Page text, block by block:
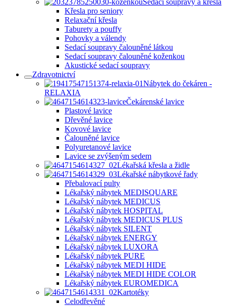
Sedací soupravy a křesla
Křesla pro seniory
Relaxační křesla
Taburety a pouffy
Pohovky a válendy
Sedací soupravy čalouněné látkou
Sedací soupravy čalouněné koženkou
Akustické sedací soupravy
Zdravotnictví
Nábytek do čekáren -
RELAXIA
Čekárenské lavice
Plastové lavice
Dřevěné lavice
Kovové lavice
Čalouněné lavice
Polyuretanové lavice
Lavice se zvýšeným sedem
Lékařská křesla a židle
Lékařské nábytkové řady
Přebalovací pulty
Lékařský nábytek MEDISQUARE
Lékařský nábytek MEDICUS
Lékařský nábytek HOSPITAL
Lékařský nábytek MEDICUS PLUS
Lékařský nábytek SILENT
Lékařský nábytek ENERGY
Lékařský nábytek LUXORA
Lékařský nábytek PURE
Lékařský nábytek MEDI HIDE
Lékařský nábytek MEDI HIDE COLOR
Lékařský nábytek EUROMEDICA
Kartotéky
Celodřevěné